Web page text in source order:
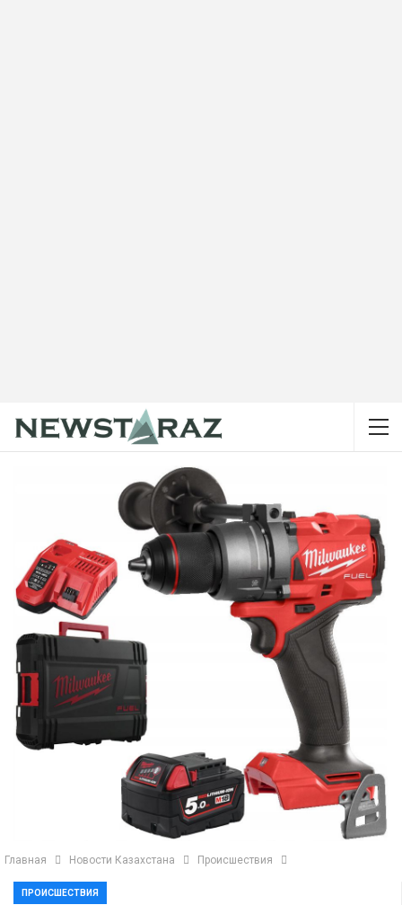
Главная Новости Казахстана Происшествия
ПРОИСШЕСТВИЯ